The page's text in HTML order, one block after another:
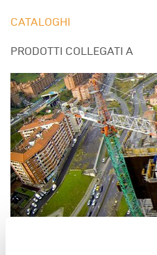
CATALOGHI
PRODOTTI COLLEGATI A